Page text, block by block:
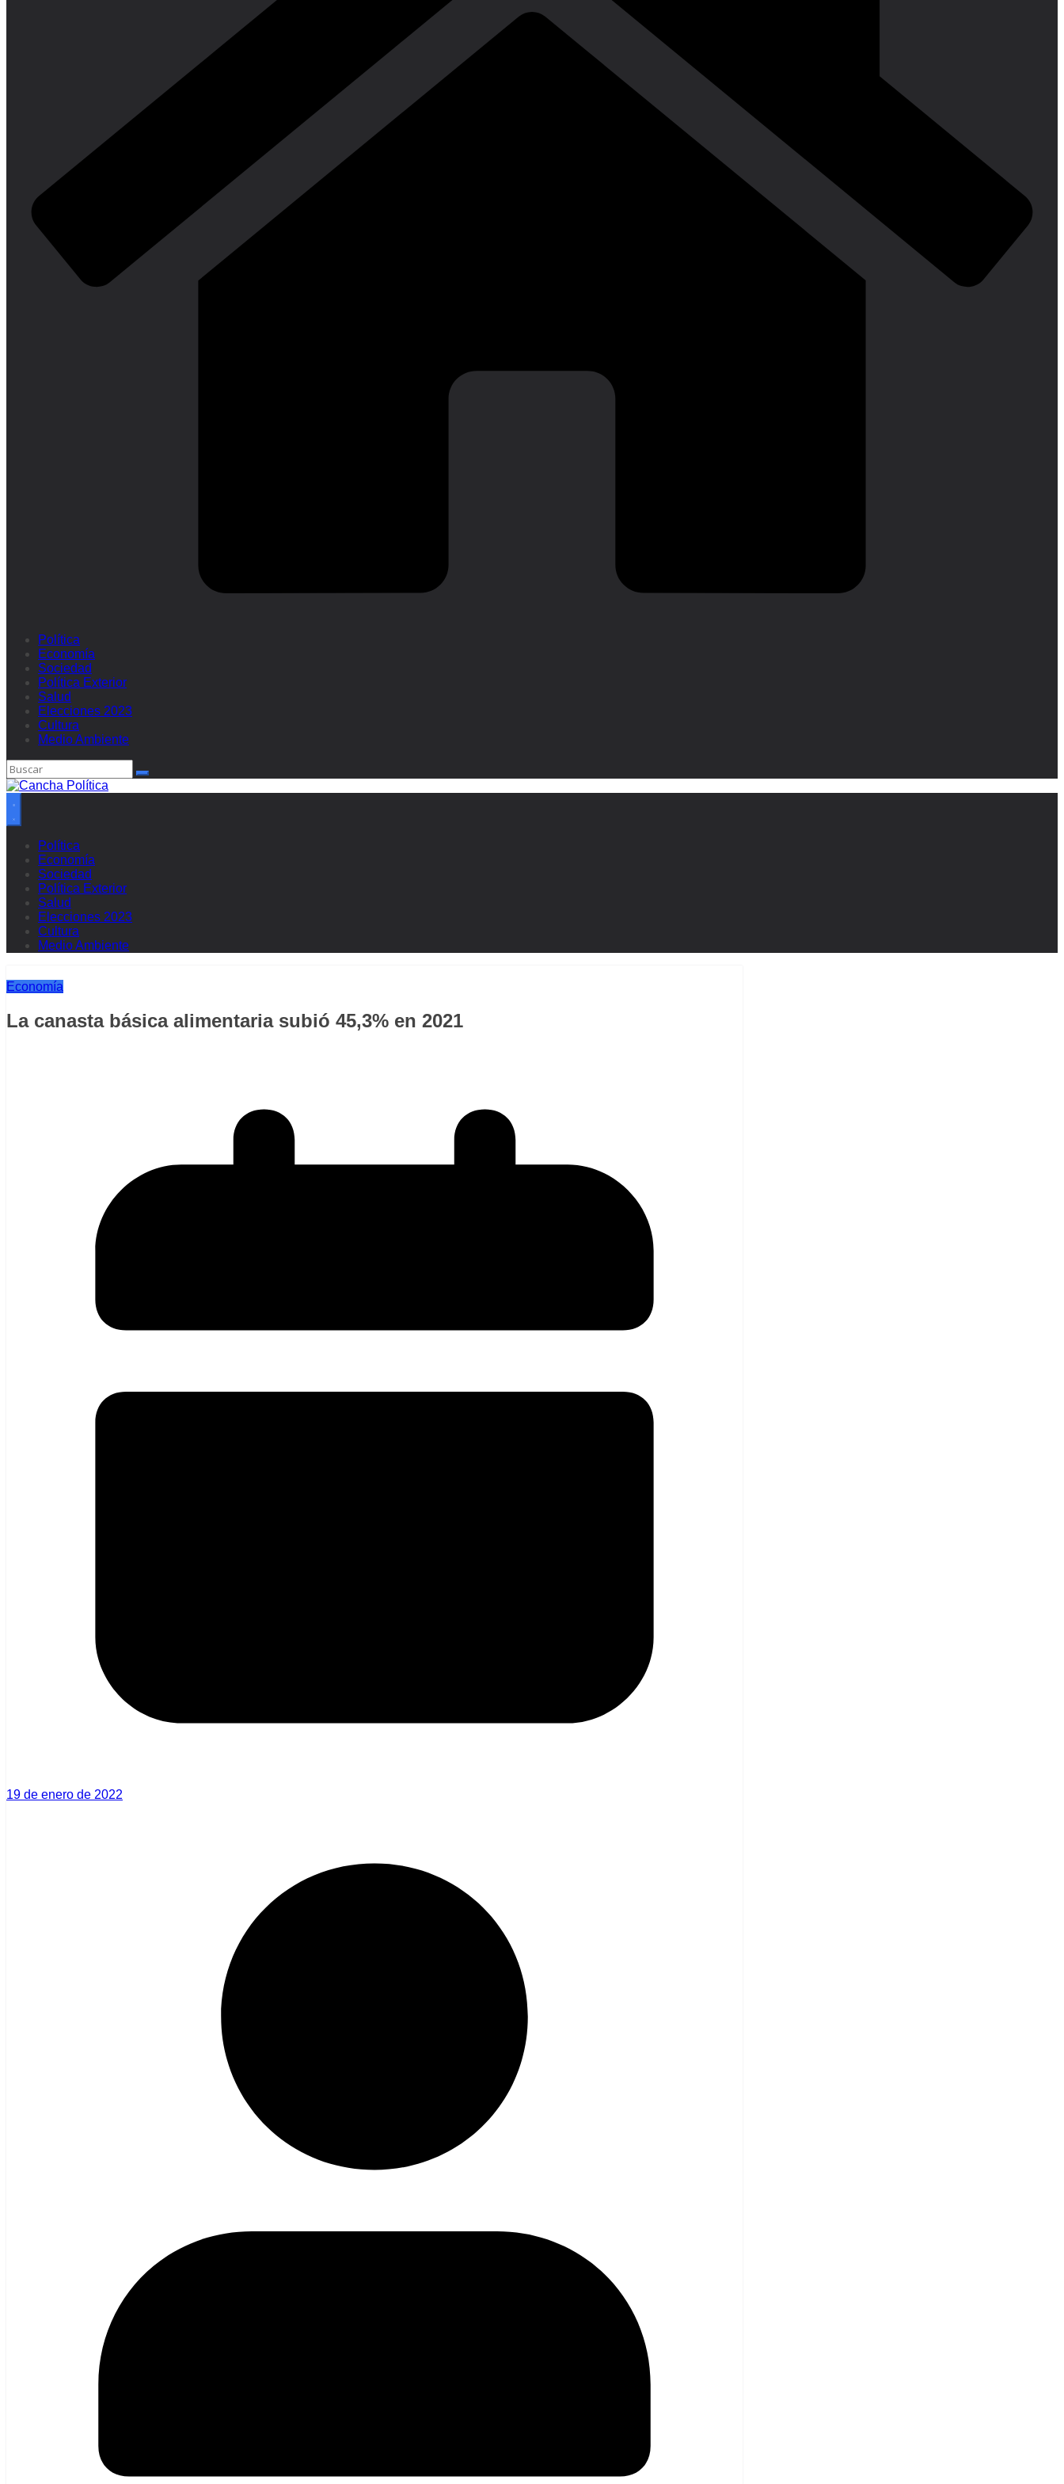
Política
Economía
Sociedad
Política Exterior
Salud
Elecciones 2023
Cultura
Medio Ambiente
Política
Economía
Sociedad
Política Exterior
Salud
Elecciones 2023
Cultura
Medio Ambiente
Economía
La canasta básica alimentaria subió 45,3% en 2021
19 de enero de 2022